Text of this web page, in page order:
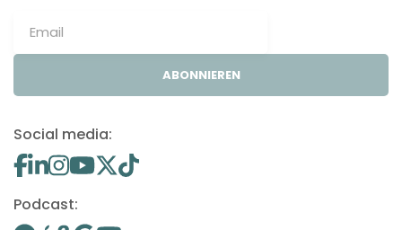
ABONNIEREN
Social media:
Podcast: